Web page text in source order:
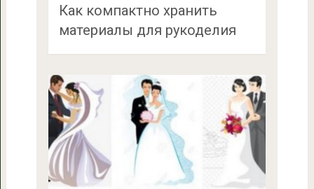
Как компактно хранить
материалы для рукоделия